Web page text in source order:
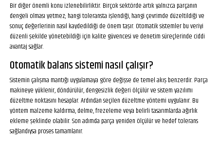
Bir diğer önemli konu izlenebilirliktir. Birçok sektörde artık yalnızca parçanın
dengeli olması yetmez; hangi toleransta işlendiği, hangi çevrimde düzeltildiği ve
sonuç değerlerinin nasıl kaydedildiği de önem taşır. Otomatik sistemler bu veriyi
düzenli şekilde yönetebildiği için kalite güvencesi ve denetim süreçlerinde ciddi
avantaj sağlar.
Otomatik balans sistemi nasıl çalışır?
Sistemin çalışma mantığı uygulamaya göre değişse de temel akış benzerdir. Parça
makineye yüklenir, döndürülür, dengesizlik değeri ölçülür ve sistem yazılımı
düzeltme noktasını hesaplar. Ardından seçilen düzeltme yöntemi uygulanır. Bu
yöntem malzeme kaldırma, delme, frezeleme veya belirli tasarımlarda ağırlık
ekleme şeklinde olabilir. Son adımda parça yeniden ölçülür ve hedef tolerans
sağlandıysa proses tamamlanır.